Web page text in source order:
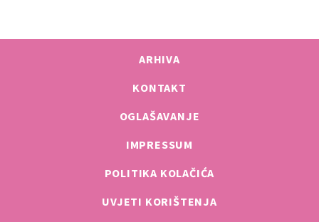
ARHIVA
KONTAKT
OGLAŠAVANJE
IMPRESSUM
POLITIKA KOLAČIĆA
UVJETI KORIŠTENJA